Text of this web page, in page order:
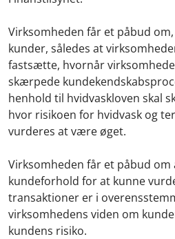
Virksomheden får et påbud
kunder, således at
fastsætte, hvornår
skærpede
henhold til hvidvaskloven skal
hvor risikoen for hvidvask og
vurderes at være øget.
Virksomheden får et påbud om
kundeforhold for at kunne
transaktioner er i
virksomhedens viden om
kundens risiko.